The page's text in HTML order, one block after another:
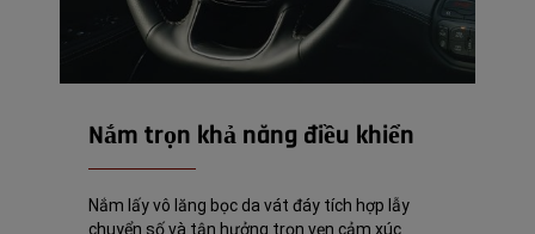
Nắm trọn khả năng điều khiển
Nắm lấy vô lăng bọc da vát đáy tích hợp lẫy
chuyển số và tận hưởng trọn vẹn cảm xúc